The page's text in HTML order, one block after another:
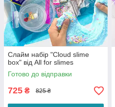
Слайм набір "Cloud slime
box" від All for slimes
Готово до відправки
725 ₴ 825 ₴